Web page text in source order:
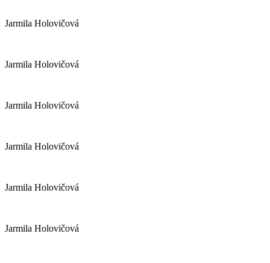
Jarmila Holovičová
Jarmila Holovičová
Jarmila Holovičová
Jarmila Holovičová
Jarmila Holovičová
Jarmila Holovičová